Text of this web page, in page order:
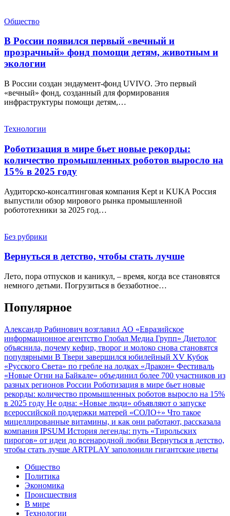
Общество
В России появился первый «вечный и
прозрачный» фонд помощи детям, животным и
экологии
В России создан эндаумент-фонд UVIVO. Это первый
«вечный» фонд, созданный для формирования
инфраструктуры помощи детям,…
Технологии
Роботизация в мире бьет новые рекорды:
количество промышленных роботов выросло на
15% в 2025 году
Аудиторско-консалтинговая компания Kept и KUKA Россия
выпустили обзор мирового рынка промышленной
робототехники за 2025 год…
Без рубрики
Вернуться в детство, чтобы стать лучше
Лето, пора отпусков и каникул, – время, когда все становятся
немного детьми. Погрузиться в беззаботное…
Популярное
Александр Рабинович возглавил АО «Евразийское
информационное агентство Глобал Медиа Групп» Диетолог
объяснила, почему кефир, творог и молоко снова становятся
популярными В Твери завершился юбилейный XV Кубок
«Русского Света» по гребле на лодках «Дракон» Фестиваль
«Новые Огни на Байкале» объединил более 700 участников из
разных регионов России Роботизация в мире бьет новые
рекорды: количество промышленных роботов выросло на 15%
в 2025 году Не одна: «Новые люди» объявляют о запуске
всероссийской поддержки матерей «СОЛО+» Что такое
мицеллированные витамины, и как они работают, рассказала
компания IPSUM История легенды: путь «Тирольских
пирогов» от идеи до всенародной любви Вернуться в детство,
чтобы стать лучше ARTPLAY заполонили гигантские цветы
Общество
Политика
Экономика
Происшествия
В мире
Технологии